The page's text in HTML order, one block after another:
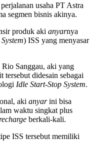
usaha PT Astra
segmen bisnis akinya.
produk aki anyarnya
) ISS yang menyasar
Sanggau, aki yang
didesain sebagai
Idle Start-Stop System.
aki anyarini bisa
waktu singkat plus
berkali-kali.
ISS tersebut memiliki